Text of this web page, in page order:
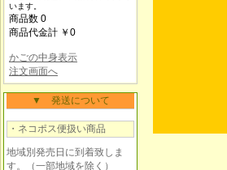
います。
商品数 0
商品代金計 ￥0
かごの中身表示
注文画面へ
▼ 発送について
・ネコポス便扱い商品
地域別発売日に到着致しま
す。（一部地域を除く）